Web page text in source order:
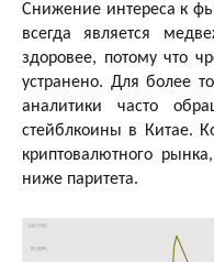
Снижение интереса к
всегда является
здоровее, потому что
устранено. Для более
аналитики часто
стейблкоины в Китае.
криптовалютного
ниже паритета.